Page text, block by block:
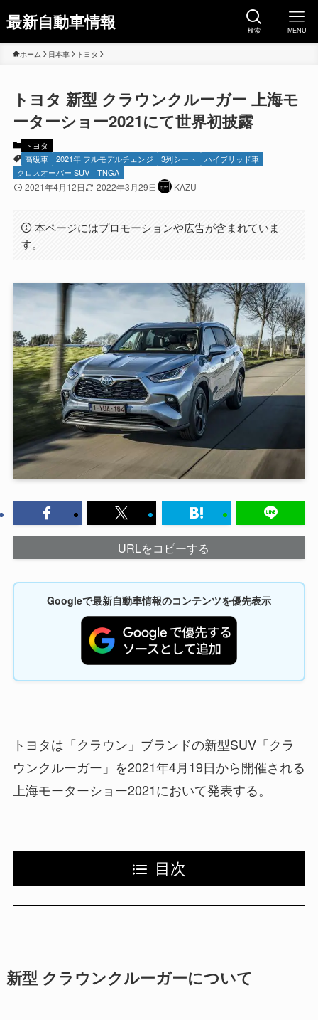
最新自動車情報 検索 MENU
ホーム 日本車 トヨタ
トヨタ 新型 クラウンクルーガー 上海モ
ーターショー2021にて世界初披露
トヨタ
高級車
2021年 フルモデルチェンジ 3列シート
ハイブリッド車
クロスオーバー SUV
TNGA
2021年4月12日 2022年3月29日 KAZU
本ページにはプロモーションや広告が含まれていま
す。
URLをコピーする
Googleで最新自動車情報のコンテンツを優先表示
トヨタは「クラウン」ブランドの新型SUV「クラ
ウンクルーガー」を2021年4月19日から開催される
上海モーターショー2021において発表する。
目次
新型 クラウンクルーガーについて